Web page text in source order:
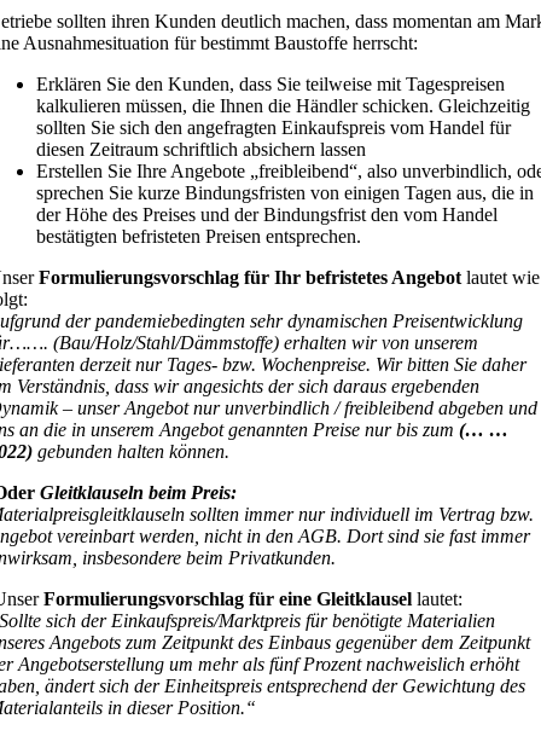
sollten ihren Kunden deutlich machen, dass momentan am
Ausnahmesituation für bestimmt Baustoffe herrscht:
Erklären Sie den Kunden, dass Sie teilweise mit Tagespreisen
kalkulieren müssen, die Ihnen die Händler schicken. Gleichzeitig
sollten Sie sich den angefragten Einkaufspreis vom Handel für
diesen Zeitraum schriftlich absichern lassen
Erstellen Sie Ihre Angebote „freibleibend“, also unverbindlich,
sprechen Sie kurze Bindungsfristen von einigen Tagen aus, die in
der Höhe des Preises und der Bindungsfrist den vom Handel
bestätigten befristeten Preisen entsprechen.
Formulierungsvorschlag für Ihr befristetes Angebot lautet wie
der pandemiebedingten sehr dynamischen Preisentwicklung
(Bau/Holz/Stahl/Dämmstoffe) erhalten wir von unserem
derzeit nur Tages- bzw. Wochenpreise. Wir bitten Sie daher
Verständnis, dass wir angesichts der sich daraus ergebenden
– unser Angebot nur unverbindlich / freibleibend abgeben und
an die in unserem Angebot genannten Preise nur bis zum(… …
gebunden halten können.
Gleitklauseln beim Preis:
sollten immer nur individuell im Vertrag bzw.
vereinbart werden, nicht in den AGB. Dort sind sie fast immer
insbesondere beim Privatkunden.
Formulierungsvorschlag für eine Gleitklausel lautet:
sich der Einkaufspreis/Marktpreis für benötigte Materialien
Angebots zum Zeitpunkt des Einbaus gegenüber dem Zeitpunkt
Angebotserstellung um mehr als fünf Prozent nachweislich erhöht
ändert sich der Einheitspreis entsprechend der Gewichtung des
in dieser Position.“